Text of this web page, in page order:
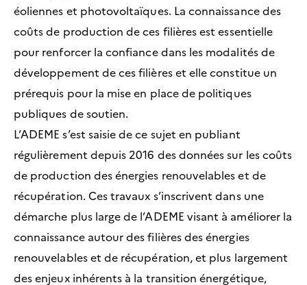
éoliennes et photovoltaïques. La connaissance des
coûts de production de ces filières est essentielle
pour renforcer la confiance dans les modalités de
développement de ces filières et elle constitue un
prérequis pour la mise en place de politiques
publiques de soutien.
L’ADEME s’est saisie de ce sujet en publiant
régulièrement depuis 2016 des données sur les coûts
de production des énergies renouvelables et de
récupération. Ces travaux s’inscrivent dans une
démarche plus large de l’ADEME visant à améliorer la
connaissance autour des filières des énergies
renouvelables et de récupération, et plus largement
des enjeux inhérents à la transition énergétique,